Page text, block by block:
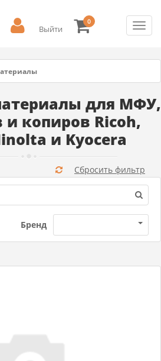
Выйти
0
для МФУ,
и копиров Ricoh,
и Kyocera
Бренд
Сбросить фильтр